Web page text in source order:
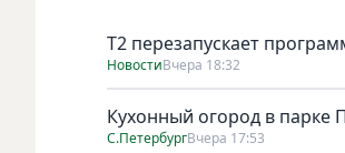
Т2 перезапускает
НовостиВчера 18:32
Кухонный огород в парке
С.ПетербургВчера 17:53